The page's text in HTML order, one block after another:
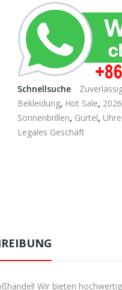
Schnellsuche
Bekleidung, Hot Sale, 2026
Sonnenbrillen, Gürtel,
Legales Geschäft
Wir bieten